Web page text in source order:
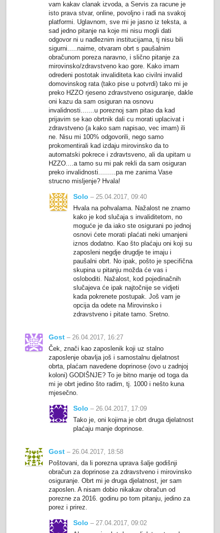
vam kakav clanak izvoda, a Servis za racune je
isto prava stvar, online, povoljno i radi na svakoj
platformi. Uglavnom, sve mi je jasno iz teksta, a
sad jedno pitanje na koje mi nisu mogli dati
odgovor ni u nadleznim institucijama, tj nisu bili
sigurni.....naime, otvaram obrt s paušalnim
obračunom poreza naravno, i slično pitanje za
mirovinsko/zdravstveno kao gore. Kako imam
odredeni postotak invaliditeta kao civilni invalid
domovinskog rata (tako pise u potvrdi) tako mi je
preko HZZO rjeseno zdravstveno osiguranje, dakle
oni kazu da sam osiguran na osnovu
invalidnosti.......u poreznoj sam pitao da kad
prijavim se kao obrtnik dali cu morati uplacivat i
zdravstveno (a kako sam napisao, vec imam) ili
ne. Nisu mi 100% odgovorili, nego samo
prokomentirali kad izdaju mirovinsko da to
automatski pokrece i zdravtsveno, ali da upitam u
HZZO....a tamo su mi pak rekli da sam osiguran
preko invalidnosti.........pa me zanima Vase
strucno misljenje? Hvala!
Solo – 25.04.2017, 09:40
Hvala na pohvalama. Nažalost ne znamo
kako je kod slučaja s invaliditetom, no
moguće je da iako ste osigurani po jednoj
osnovi ćete morati plaćati neki umanjeni
iznos dodatno. Kao što plaćaju oni koji su
zaposleni negdje drugdje te imaju i
paušalni obrt. No ipak, pošto je specifična
skupina u pitanju možda će vas i
osloboditi. Nažalost, kod pojedinačnih
slučajeva će ipak najtočnije se vidjeti
kada pokrenete postupak. Još vam je
opcija da odete na Mirovinsko i
zdravstveno i pitate tamo. Sretno.
Gost – 26.04.2017, 16:27
Ček, znači kao zaposlenik koji uz stalno
zaposlenje obavlja još i samostalnu djelatnost
obrta, plaćam navedene doprinose (ovo u zadnjoj
koloni) GODIŠNJE? To je bitno manje od toga da
mi je obrt jedino što radim, tj. 1000 i nešto kuna
mjesečno.
Solo – 26.04.2017, 17:09
Tako je, oni kojima je obrt druga djelatnost
plaćaju manje doprinose.
Gost – 26.04.2017, 18:58
Poštovani, da li porezna uprava šalje godišnji
obračun za doprinose za zdravstveno i mirovinsko
osiguranje. Obrt mi je druga djelatnost, jer sam
zaposlen. A nisam dobio nikakav obračun od
porezne za 2016. godinu po tom pitanju, jedino za
porez i prirez.
Solo – 27.04.2017, 09:02